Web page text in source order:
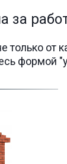
за
от
формой